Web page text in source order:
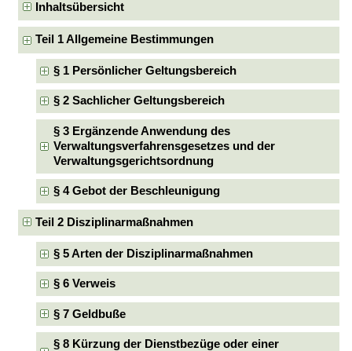
Inhaltsübersicht
Teil 1 Allgemeine Bestimmungen
§ 1 Persönlicher Geltungsbereich
§ 2 Sachlicher Geltungsbereich
§ 3 Ergänzende Anwendung des
Verwaltungsverfahrensgesetzes und der
Verwaltungsgerichtsordnung
§ 4 Gebot der Beschleunigung
Teil 2 Disziplinarmaßnahmen
§ 5 Arten der Disziplinarmaßnahmen
§ 6 Verweis
§ 7 Geldbuße
§ 8 Kürzung der Dienstbezüge oder einer